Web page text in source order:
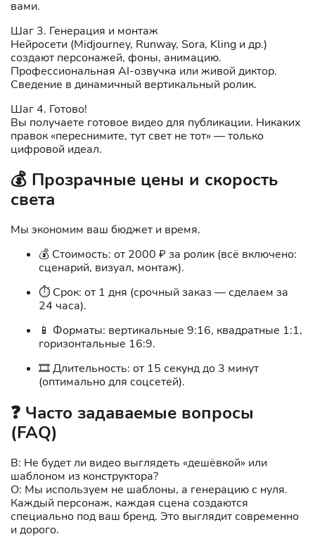
вами.
Шаг 3. Генерация и монтаж
Нейросети (Midjourney, Runway, Sora, Kling и др.)
создают персонажей, фоны, анимацию.
Профессиональная AI-озвучка или живой диктор.
Сведение в динамичный вертикальный ролик.
Шаг 4. Готово!
Вы получаете готовое видео для публикации. Никаких
правок «переснимите, тут свет не тот» — только
цифровой идеал.
💰 Прозрачные цены и скорость
света
Мы экономим ваш бюджет и время.
💰 Стоимость: от 2000 ₽ за ролик (всё включено:
сценарий, визуал, монтаж).
⏱️ Срок: от 1 дня (срочный заказ — сделаем за
24 часа).
📱 Форматы: вертикальные 9:16, квадратные 1:1,
горизонтальные 16:9.
🎞️ Длительность: от 15 секунд до 3 минут
(оптимально для соцсетей).
❓ Часто задаваемые вопросы
(FAQ)
В: Не будет ли видео выглядеть «дешёвкой» или
шаблоном из конструктора?
О: Мы используем не шаблоны, а генерацию с нуля.
Каждый персонаж, каждая сцена создаются
специально под ваш бренд. Это выглядит современно
и дорого.